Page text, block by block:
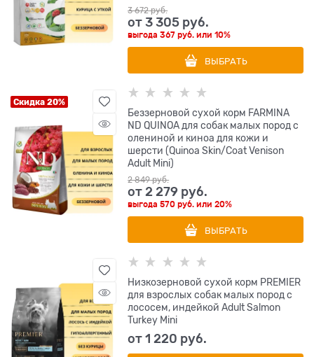
3 672 руб.
от3 305 руб.
выгода367 руб. или10%
ВЫБРАТЬ
Скидка 20%
Беззерновой cухой корм FARMINA
ND QUINOA для собак малых пород с
олениной и киноа для кожи и
шерсти (Quinoa Skin/Coat Venison
Adult Mini)
2 849 руб.
от2 279 руб.
выгода570 руб. или20%
ВЫБРАТЬ
Низкозерновой сухой корм PREMIER
для взрослых собак малых пород с
лососем, индейкой Adult Salmon
Turkey Mini
от1 220 руб.